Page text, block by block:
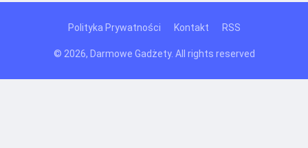
Polityka Prywatności Kontakt RSS
© 2026, Darmowe Gadżety. All rights reserved